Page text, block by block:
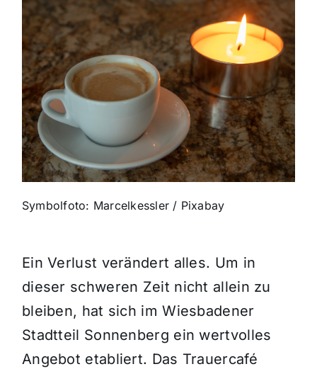
Galerie
Verkehrsmeldungen
Polizeimeldungen
Themen und Termine
Symbolfoto: Marcelkessler / Pixabay
Ein Verlust verändert alles. Um in
dieser schweren Zeit nicht allein zu
bleiben, hat sich im Wiesbadener
Stadtteil Sonnenberg ein wertvolles
Angebot etabliert. Das Trauercafé